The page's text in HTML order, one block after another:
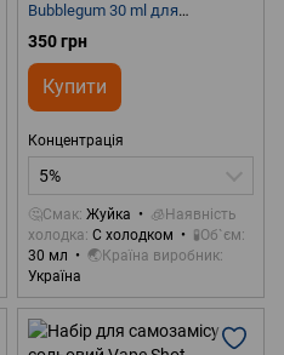
Bubblegum 30 ml для
самозамісу
350 грн
Купити
Концентрація
5%
🤔Смак Жуйка
🧊Наявність
холодка С холодком
🧪Об`єм
30 мл
🌏Країна виробник
Україна